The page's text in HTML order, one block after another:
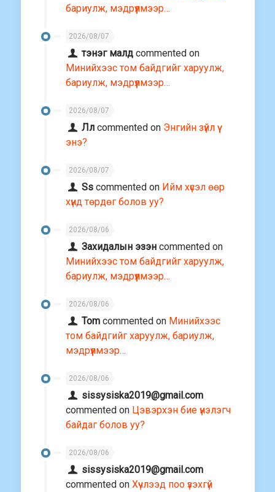
бариулж, мэдрүүлмээр…
2026/08/07
тэнэг малд commented on
Минийхээс том байдгийг харуулж,
бариулж, мэдрүүлмээр…
2026/08/07
Лл commented on Энгийн зүйл үү
энэ?
2026/08/07
Ss commented on Ийм хүсэл өөр
хүнд төрдөг болов уу?
2026/08/06
Захидалын эзэн commented on
Минийхээс том байдгийг харуулж,
бариулж, мэдрүүлмээр…
2026/08/06
Tom commented on Минийхээс
том байдгийг харуулж, бариулж,
мэдрүүлмээр…
2026/08/06
sissysiska2019@gmail.com
commented on Цэвэрхэн бие үнэлэгч
байдаг болов уу?
2026/08/06
sissysiska2019@gmail.com
commented on Хүчлээд поо үзэхгүй